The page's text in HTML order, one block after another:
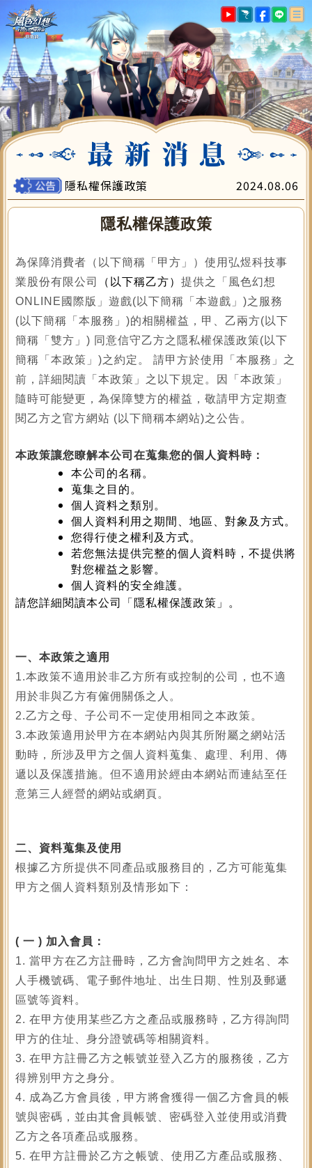
最新消息
遊戲指南
帳號註冊
下載專區
遊戲儲值
會員中心
隱私權保護政策 2024.08.06
隱私權保護政策
為保障消費者（以下簡稱「甲方」）使用弘煜科技事
業股份有限公司
（以下稱乙方）提供之「風色幻想
ONLINE國際版」遊戲(以下簡稱「本遊戲」)之服務
(以下簡稱「本服務」)的相關權益，甲、乙兩方(以下
簡稱「雙方」) 同意信守乙方之隱私權保護政策(以下
簡稱「本政策」)之約定。 請甲方於使用「本服務」之
前，詳細閱讀「本政策」之以下規定。因「本政策」
隨時可能變更，為保障雙方的權益，敬請甲方定期查
閱乙方之官方網站 (以下簡稱本網站)之公告。
本政策讓您瞭解本公司在蒐集您的個人資料時：
本公司的名稱。
蒐集之目的。
個人資料之類別。
個人資料利用之期間、地區、對象及方式。
您得行使之權利及方式。
若您無法提供完整的個人資料時，不提供將
對您權益之影響。
個人資料的安全維護。
請您詳細閱讀本公司「隱私權保護政策」。
一、本政策之適用
1.本政策不適用於非乙方所有或控制的公司，也不適
用於非與乙方有僱佣關係之人。
2.乙方之母、子公司不一定使用相同之本政策。
3.本政策適用於甲方在本網站內與其所附屬之網站活
動時，所涉及甲方之個人資料蒐集、處理、利用、傳
遞以及保護措施。但不適用於經由本網站而連結至任
意第三人經營的網站或網頁。
二、資料蒐集及使用
根據乙方所提供不同產品或服務目的，乙方可能蒐集
甲方之個人資料類別及情形如下：
(一 ) 加入會員：
1. 當甲方在乙方註冊時，乙方會詢問甲方之姓名、本
人手機號碼、電子郵件地址、出生日期、性別及郵遞
區號等資料。
2. 在甲方使用某些乙方之產品或服務時，乙方得詢問
甲方的住址、身分證號碼等相關資料。
3. 在甲方註冊乙方之帳號並登入乙方的服務後，乙方
得辨別甲方之身分。
4. 成為乙方會員後，甲方將會獲得一個乙方會員的帳
號與密碼，並由其會員帳號、密碼登入並使用或消費
乙方之各項產品或服務。
5. 在甲方註冊於乙方之帳號、使用乙方產品或服務、